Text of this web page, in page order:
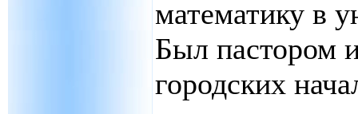
математику в
Был пастором
городских